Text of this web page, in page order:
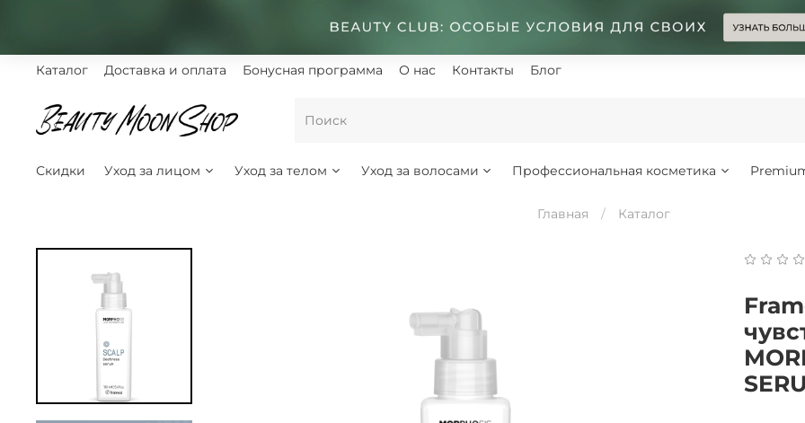
Каталог Доставка и оплата Бонусная программа О нас Контакты Блог
Скидки Уход за лицом Уход за телом Уход за волосами Профессиональная косметика
Главная Каталог